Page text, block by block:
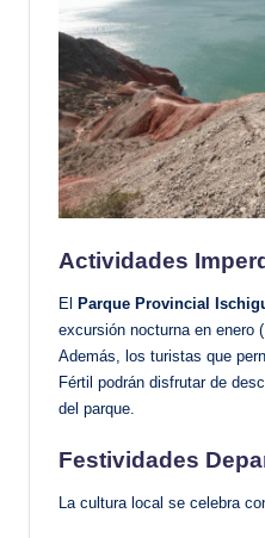
Actividades
El Parque Provincial
excursión nocturna en enero
Además, los turistas que
Fértil podrán disfrutar de
del parque.
Festividades
La cultura local se celebra